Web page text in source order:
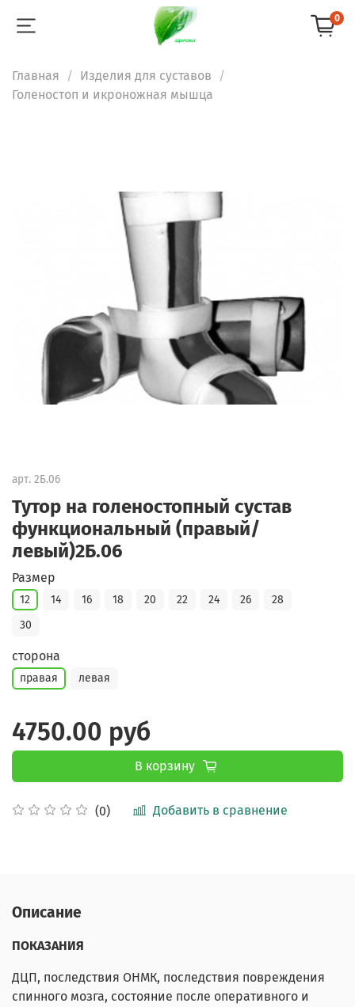
0
Главная
Изделия для суставов
Голеностоп и икроножная мышца
арт. 2Б.06
Тутор на голеностопный сустав
функциональный (правый/
левый)2Б.06
(0) Добавить в сравнение
Размер
12 14 16 18 20 22 24 26
28
30
сторона
правая левая
4750.00 руб
В корзину
Описание
ПОКАЗАНИЯ
ДЦП, последствия ОНМК, последствия повреждения
спинного мозга, состояние после оперативного и